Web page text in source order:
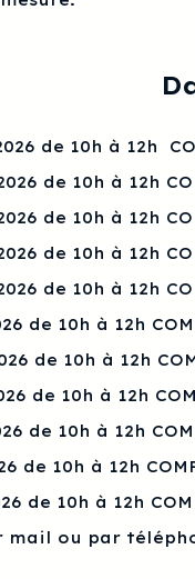
de 10h à 12h
de 10h à 12h
de 10h à 12h
de 10h à 12h
de 10h à 12h
de 10h à 12h
de 10h à 12h
de 10h à 12h
de 10h à 12h
de 10h à 12h
de 10h à 12h
ou par